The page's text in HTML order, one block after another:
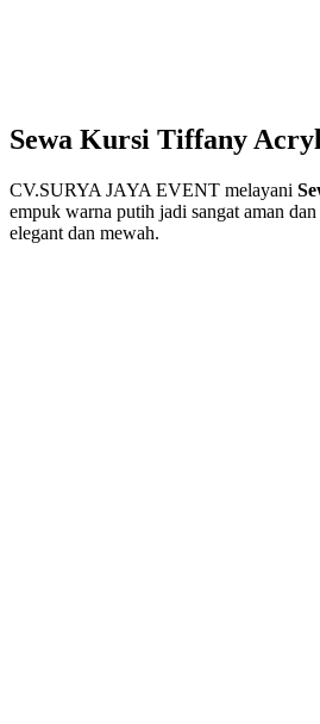
Sewa Kursi Tiffany
CV.SURYA JAYA EVENT melayani
empuk warna putih jadi sangat aman
elegant dan mewah.